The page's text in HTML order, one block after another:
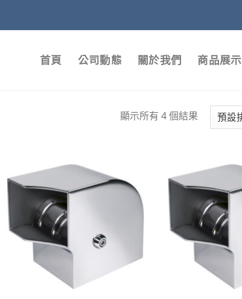
首頁 公司動態 關於我們 商品展示
顯示所有 4 個結果